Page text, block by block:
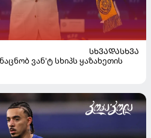
ᲡᲮᲕᲐᲓᲐᲡᲮᲕᲐ
ვან'ტ სხიპს ყაზახეთის